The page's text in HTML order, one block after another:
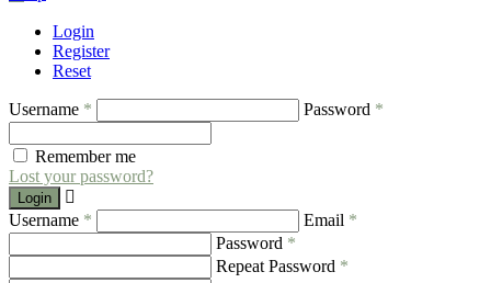
Login
Register
Reset
Username * Password *
Remember me
Lost your password?
Login
Username * Email *
Password *
Repeat Password *